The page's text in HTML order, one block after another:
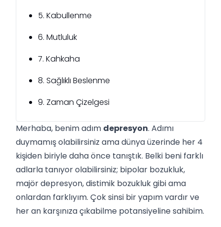
5. Kabullenme
6. Mutluluk
7. Kahkaha
8. Sağlıklı Beslenme
9. Zaman Çizelgesi
Merhaba, benim adım depresyon. Adımı
duymamış olabilirsiniz ama dünya üzerinde her 4
kişiden biriyle daha önce tanıştık. Belki beni farklı
adlarla tanıyor olabilirsiniz; bipolar bozukluk,
majör depresyon, distimik bozukluk gibi ama
onlardan farklıyım. Çok sinsi bir yapım vardır ve
her an karşınıza çıkabilme potansiyeline sahibim.